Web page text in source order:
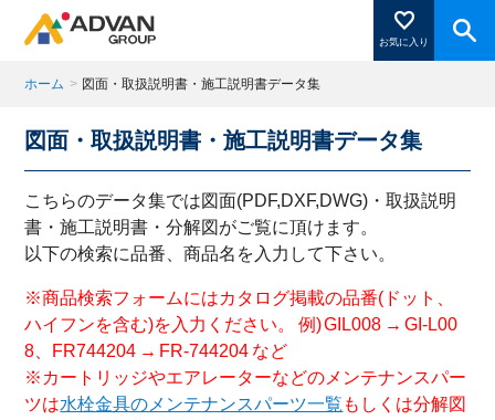
お気に入り
商品ページにある「お気に入り登録」を押すと登録した
商品がここに表示されます。
ホーム > 図面・取扱説明書・施工説明書データ集
図面・取扱説明書・施工説明書データ集
こちらのデータ集では図面(PDF,DXF,DWG)・取扱説明
書・施工説明書・分解図がご覧に頂けます。
以下の検索に品番、商品名を入力して下さい。
※商品検索フォームにはカタログ掲載の品番(ドット、
ハイフンを含む)を入力ください。 例) GIL008 → GI-L00
8、FR744204 → FR-744204 など
※カートリッジやエアレーターなどのメンテナンスパー
ツは水栓金具のメンテナンスパーツ一覧 もしくは分解図